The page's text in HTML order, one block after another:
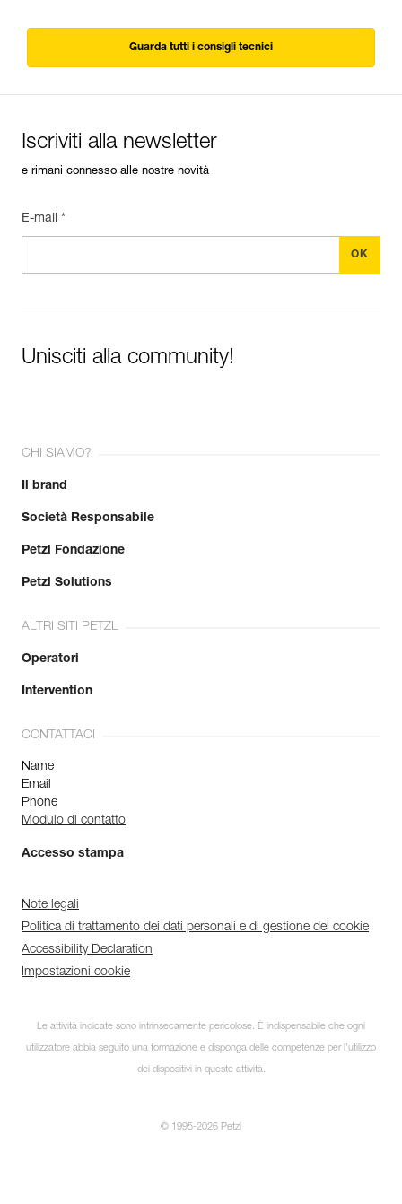
Guarda tutti i consigli tecnici
Iscriviti alla newsletter
e rimani connesso alle nostre novità
E-mail *
Unisciti alla community!
CHI SIAMO?
Il brand
Società Responsabile
Petzl Fondazione
Petzl Solutions
ALTRI SITI PETZL
Operatori
Intervention
CONTATTACI
Name
Email
Phone
Modulo di contatto
Accesso stampa
Note legali
Politica di trattamento dei dati personali e di gestione dei cookie
Accessibility Declaration
Impostazioni cookie
Le attività indicate sono intrinsecamente pericolose. È indispensabile che ogni
utilizzatore abbia seguito una formazione e disponga delle competenze per l’utilizzo
dei dispositivi in queste attività.
© 1995-2026 Petzl